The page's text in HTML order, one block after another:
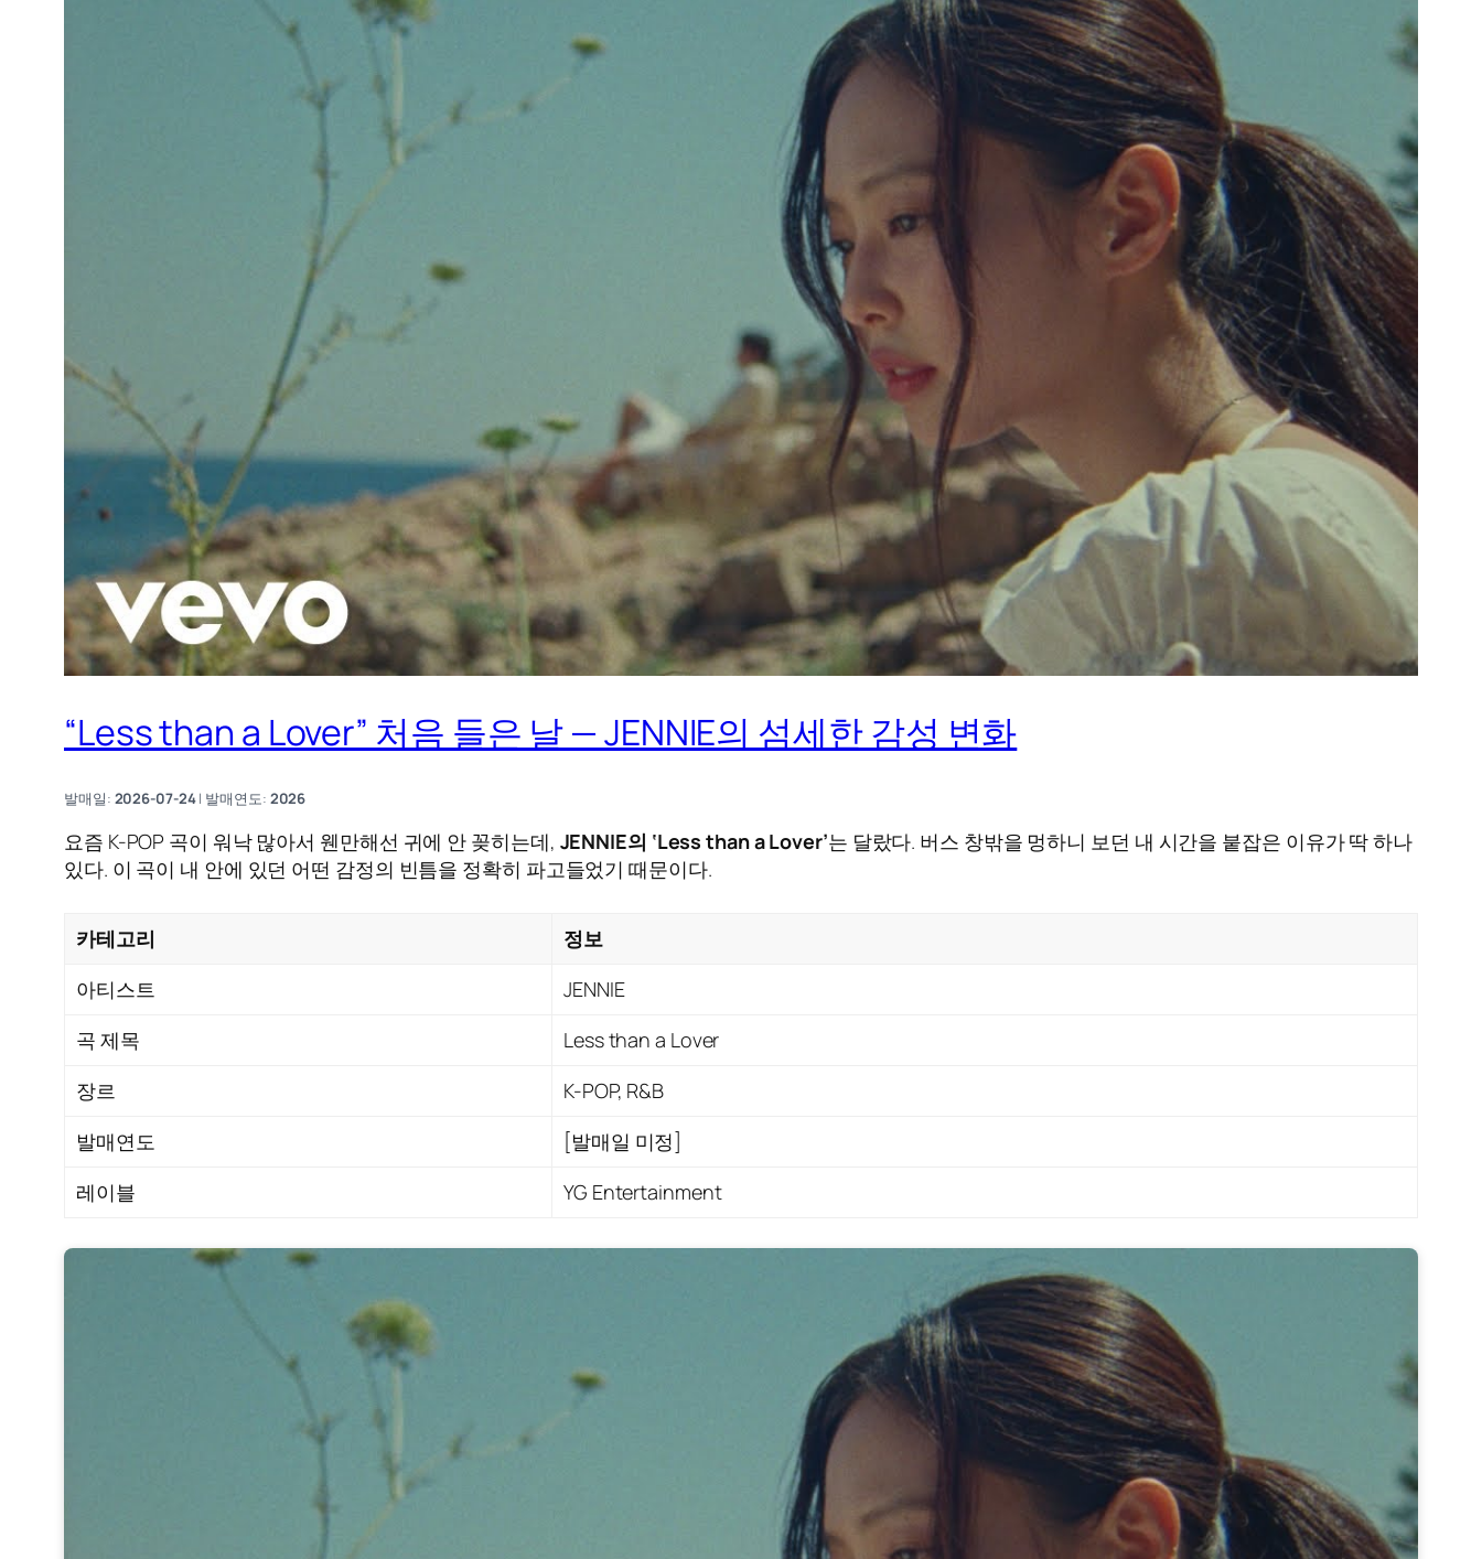
“Less than a Lover” 처음 들은 날 — JENNIE의 섬세한 감성 변화
발매일: 2026-07-24| 발매연도: 2026
요즘 K-POP 곡이 워낙 많아서 웬만해선 귀에 안 꽂히는데, JENNIE의 ‘Less than a Lover’는 달랐다. 버스 창밖을 멍하니 보던 내 시간을 붙잡은 이유가 딱 하나
있다. 이 곡이 내 안에 있던 어떤 감정의 빈틈을 정확히 파고들었기 때문이다.
카테고리
정보
아티스트
JENNIE
곡 제목
Less than a Lover
장르
K-POP, R&B
발매연도
[발매일 미정]
레이블
YG Entertainment